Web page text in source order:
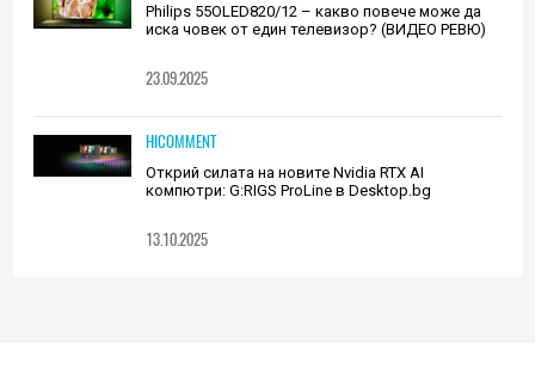
Philips 55OLED820/12 – какво повече може да
иска човек от един телевизор? (ВИДЕО РЕВЮ)
23.09.2025
HICOMMENT
Открий силата на новите Nvidia RTX AI
компютри: G:RIGS ProLine в Desktop.bg
13.10.2025